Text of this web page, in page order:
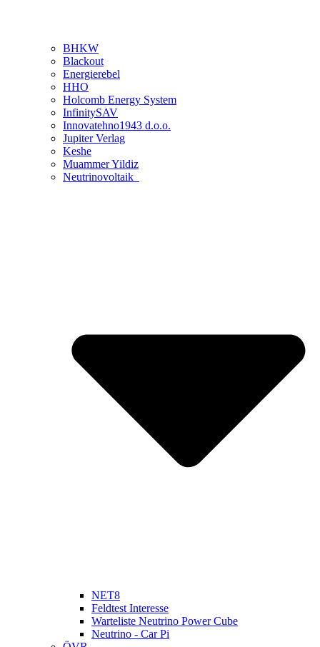
BHKW
Blackout
Energierebel
HHO
Holcomb Energy System
InfinitySAV
Innovatehno1943 d.o.o.
Jupiter Verlag
Keshe
Muammer Yildiz
Neutrinovoltaik
NET8
Feldtest Interesse
Warteliste Neutrino Power Cube
Neutrino - Car Pi